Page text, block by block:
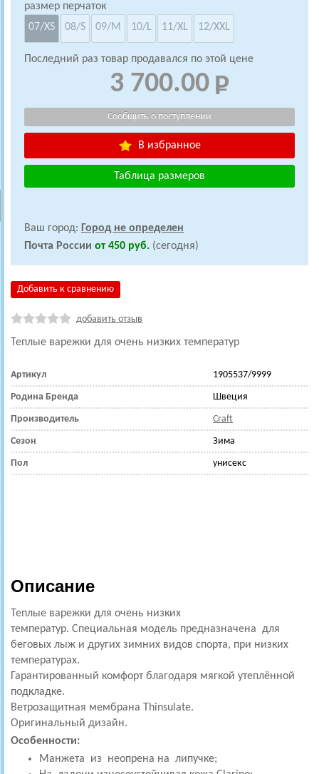
размер перчаток
07/XS
08/S 09/M 10/L 11/XL 12/XXL
Последний раз товар продавался по этой цене
3 700.00
В избранное
Таблица размеров
Ваш город: Город не определен
Почта России от 450 руб. (сегодня)
Добавить к сравнению
добавить отзыв
Теплые варежки для очень низких температур
Артикул 1905537/9999
Родина Бренда Швеция
Производитель Craft
Сезон Зима
Пол унисекс
Описание
Теплые варежки для очень низких
температур. Специальная модель предназначена для
беговых лыж и других зимних видов спорта, при низких
температурах.
Гарантированный комфорт благодаря мягкой утеплённой
подкладке.
Ветрозащитная мембрана Thinsulate.
Оригинальный дизайн.
Особенности:
Манжета из неопрена на липучке;